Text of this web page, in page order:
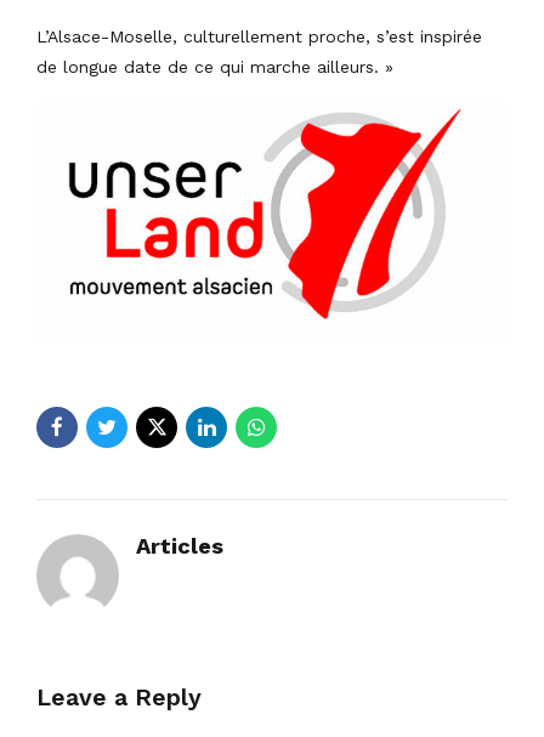
L’Alsace-Moselle, culturellement proche, s’est inspirée
de longue date de ce qui marche ailleurs. »
Articles
Leave a Reply